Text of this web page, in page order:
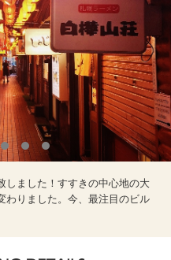
しました！すすきの中心地の大
わりました。今、最注目のビル